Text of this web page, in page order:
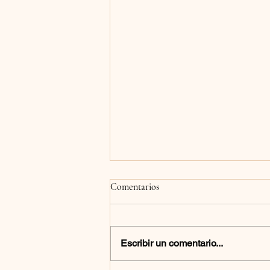
Comentarios
Escribir un comentario...